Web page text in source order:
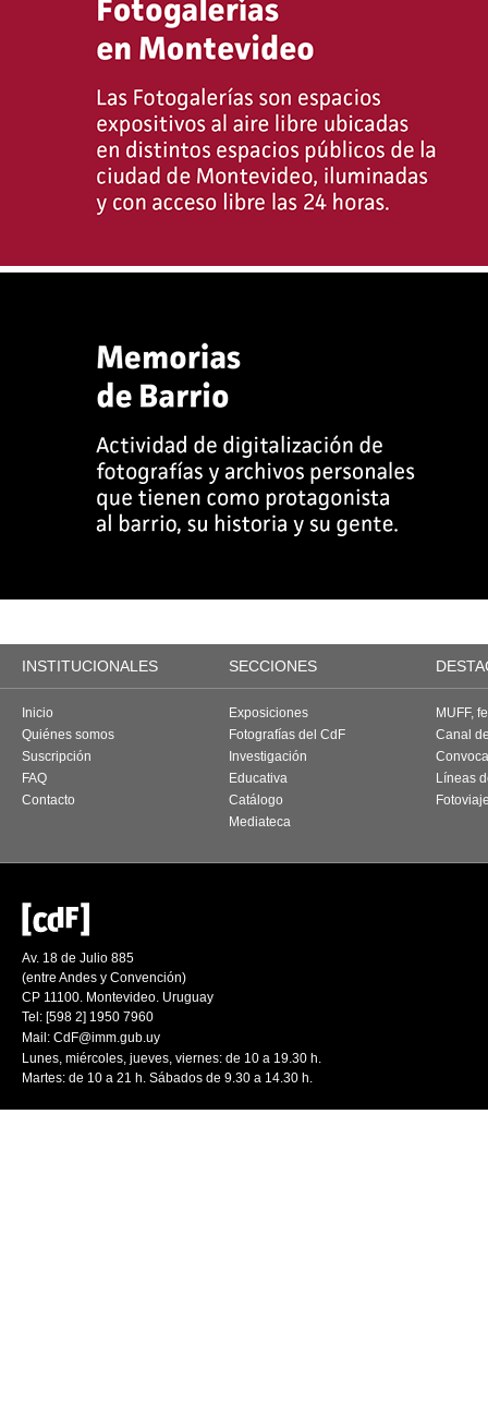
INSTITUCIONALES SECCIONES
Inicio
Quiénes somos
Suscripción
FAQ
Contacto
Exposiciones
Fotografías del CdF
Investigación
Educativa
Catálogo
Mediateca
MUFF,
Canal
Líneas
Av. 18 de Julio 885
(entre Andes y Convención)
CP 11100. Montevideo. Uruguay
Tel: [598 2] 1950 7960
Mail: CdF@imm.gub.uy
Lunes, miércoles, jueves, viernes: de 10 a 19.30 h.
Martes: de 10 a 21 h. Sábados de 9.30 a 14.30 h.